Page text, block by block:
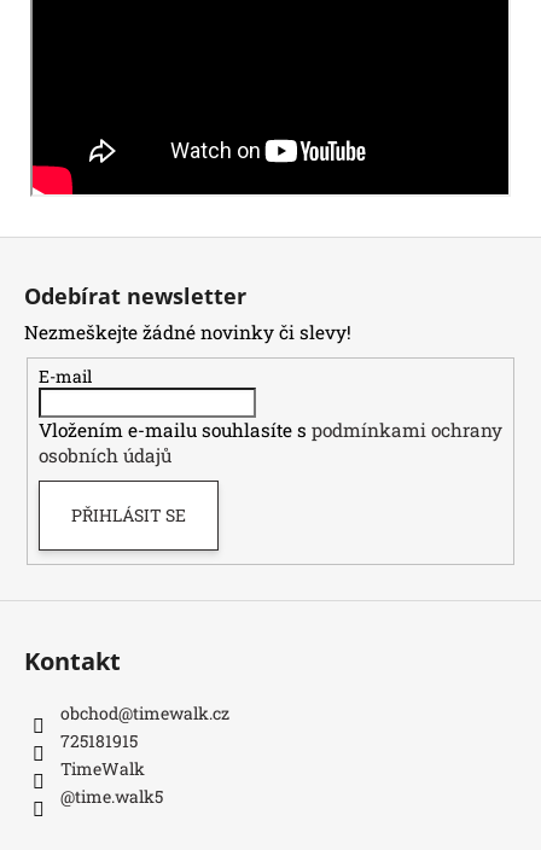
Odebírat newsletter
Nezmeškejte žádné novinky či slevy!
E-mail
Vložením e-mailu souhlasíte s podmínkami ochrany
osobních údajů
PŘIHLÁSIT SE
Kontakt
obchod@timewalk.cz
725181915
TimeWalk
@time.walk5